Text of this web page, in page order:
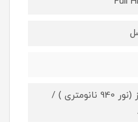
- پشتیبانی از مادون قرمز (نور 940 نانومتری ) /